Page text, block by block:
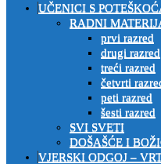
UČENICI S
RADNI
prvi razred
drugi razred
treći razred
četvrti
peti razred
šesti razred
SVI SVETI
DOŠAŠĆE I
VJERSKI ODGOJ –